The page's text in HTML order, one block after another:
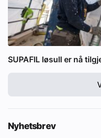
SUPAFIL løsull er nå
Nyhetsbrev